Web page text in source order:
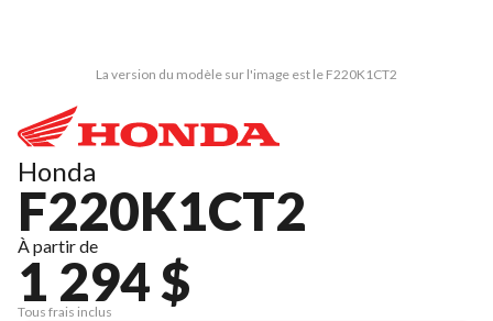
La version du modèle sur l'image est le F220K1CT2
Honda
F220K1CT2
À partir de
1 294 $
Tous frais inclus